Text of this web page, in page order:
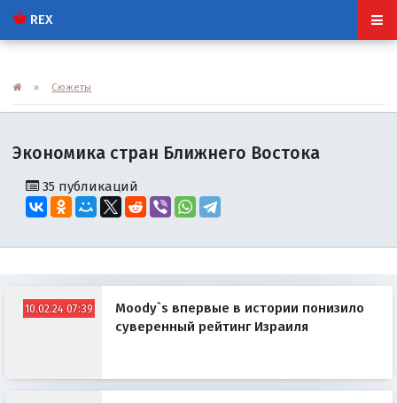
REX
» Сюжеты
Экономика стран Ближнего Востока
35 публикаций
10.02.24 07:39
Moody`s впервые в истории понизило
суверенный рейтинг Израиля